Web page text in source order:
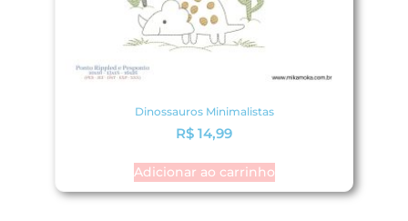
Dinossauros Minimalistas
R$ 14,99
Adicionar ao carrinho